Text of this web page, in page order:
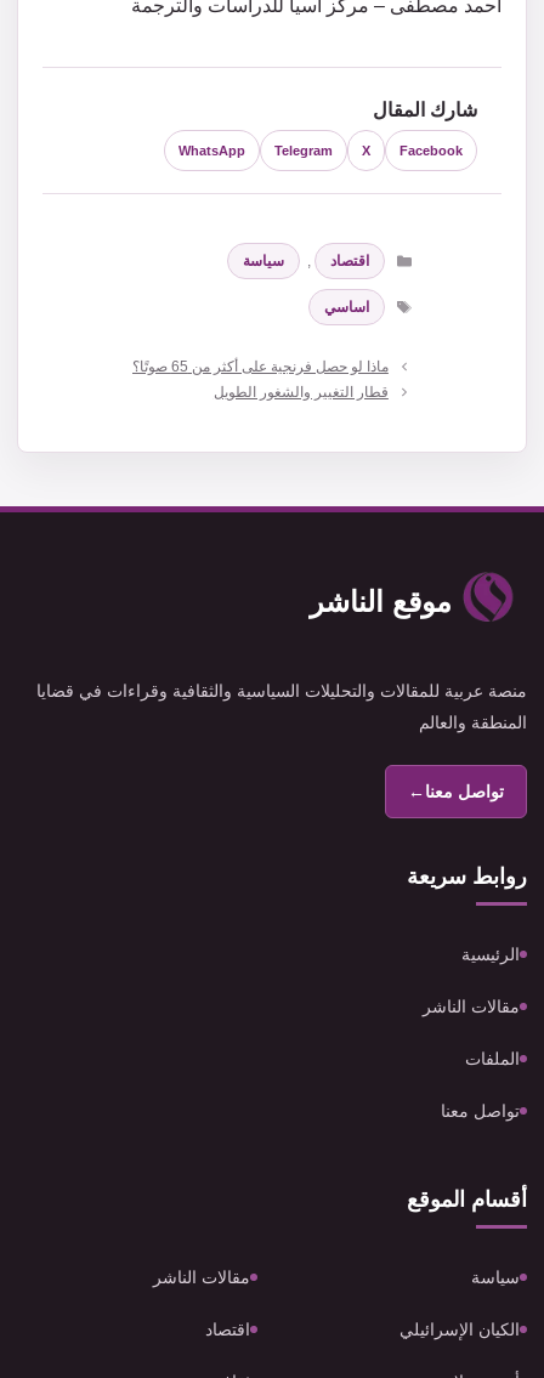
أحمد مصطفى – مركز آسيا للدراسات والترجمة
شارك المقال
Facebook
X
Telegram
WhatsApp
التصنيفات
اقتصاد ,
سياسة
الوسوم
اساسي
ماذا لو حصل فرنجية على أكثر من 65 صوتًا؟
قطار التغيير والشغور الطويل
موقع الناشر
منصة عربية للمقالات والتحليلات السياسية والثقافية وقراءات في قضايا
المنطقة والعالم
تواصل معنا←
روابط سريعة
الرئيسية
مقالات الناشر
الملفات
تواصل معنا
أقسام الموقع
سياسة مقالات الناشر
الكيان الإسرائيلي اقتصاد